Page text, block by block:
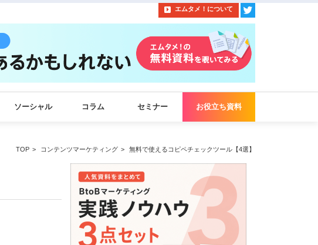
エムタメ！について
ソーシャル コラム セミナー お役立ち資料
TOP コンテンツマーケティング 無料で使えるコピペチェックツール【4選】